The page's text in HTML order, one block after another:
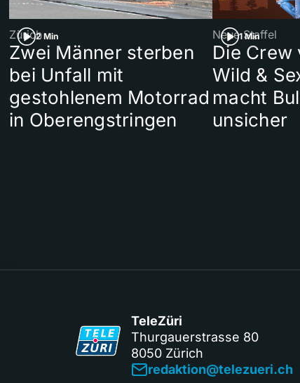
2 Min
Zürich
Zwei Männer sterben
bei Unfall mit
gestohlenem Motorrad
in Oberengstringen
1 Min
Neue Staffel
Die Crew
Wild &
macht
unsicher
TeleZüri
Thurgauerstrasse 80
8050 Zürich
redaktion@telezueri.ch